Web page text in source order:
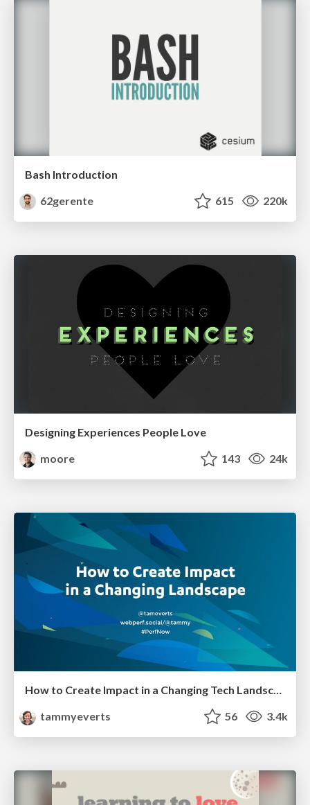
Bash Introduction
62gerente
615 220k
Designing Experiences People Love
moore
143 24k
How to Create Impact in a Changing Tech Landscape [PerfNow 2023]
tammyeverts
56 3.4k